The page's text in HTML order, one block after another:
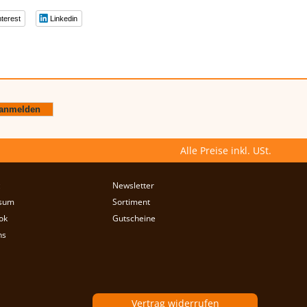
Linkedin
Alle Preise inkl. USt.
Newsletter
Sortiment
Gutscheine
Vertrag widerrufen